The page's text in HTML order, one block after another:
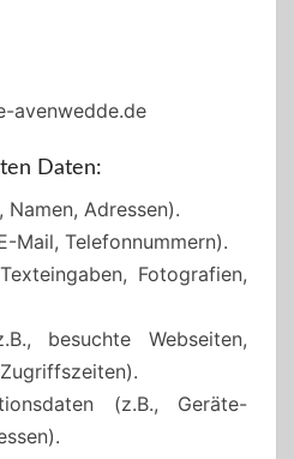
avenwedde.de
Daten:
Namen, Adressen).
Mail, Telefonnummern).
Fotografien,
besuchte Webseiten,
(z.B., Geräte-